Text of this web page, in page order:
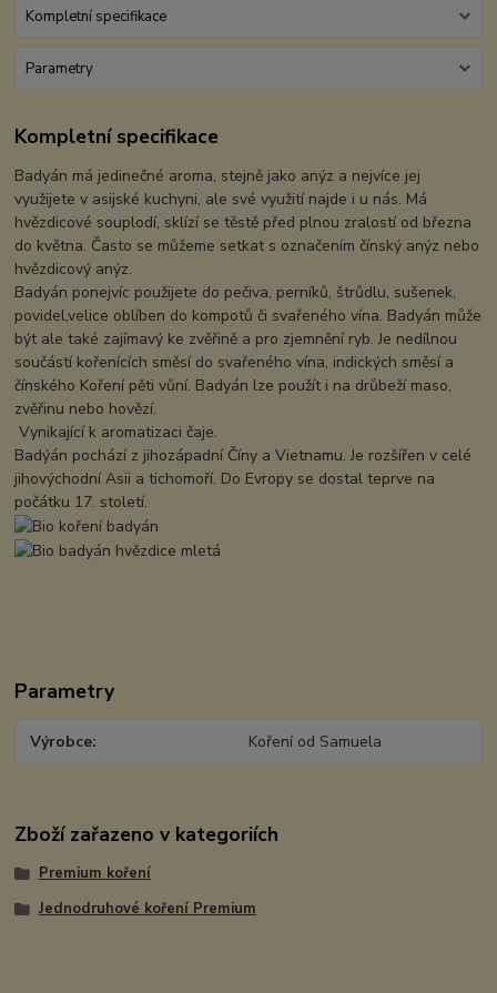
Kompletní specifikace
Parametry
Kompletní specifikace
Badyán má jedinečné aroma, stejně jako anýz a nejvíce jej
využijete v asijské kuchyni, ale své využití najde i u nás. Má
hvězdicové souplodí, sklízí se těstě před plnou zralostí od března
do května. Často se můžeme setkat s označením čínský anýz nebo
hvězdicový anýz.
Badyán ponejvíc použijete do pečiva, perníků, štrůdlu, sušenek,
povidel,velice oblíben do kompotů či svařeného vína. Badyán může
být ale také zajímavý ke zvěřině a pro zjemnění ryb. Je nedílnou
součástí kořenících směsí do svařeného vína, indických směsí a
čínského Koření pěti vůní. Badyán lze použít i na drůbeží maso,
zvěřinu nebo hovězí.
Vynikající k aromatizaci čaje.
Badýán pochází z jihozápadní Číny a Vietnamu. Je rozšířen v celé
jihovýchodní Asii a tichomoří. Do Evropy se dostal teprve na
počátku 17. století.
Parametry
Výrobce Koření od Samuela
Zboží zařazeno v kategoriích
Premium koření
Jednodruhové koření Premium